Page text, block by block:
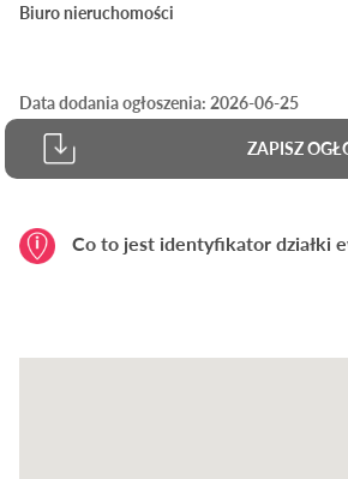
Co to jest identyfikator działki
Biuro nieruchomości
Data dodania ogłoszenia: 2026-06-25
ZAPISZ